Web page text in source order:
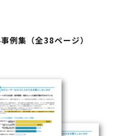
例集（全38ページ）